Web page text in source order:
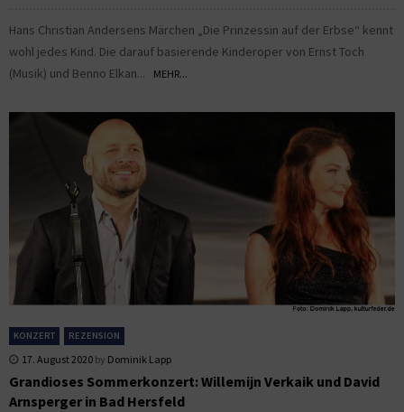
Hans Christian Andersens Märchen „Die Prinzessin auf der Erbse“ kennt
wohl jedes Kind. Die darauf basierende Kinderoper von Ernst Toch
(Musik) und Benno Elkan...
MEHR...
KONZERT REZENSION
17. August 2020 by Dominik Lapp
Grandioses Sommerkonzert: Willemijn Verkaik und David
Arnsperger in Bad Hersfeld